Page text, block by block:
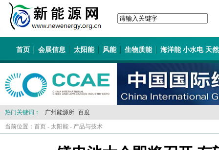
首页 会展信息 太阳能 风能 生物质能 海洋能 小水电 天
热门关键词： 广州能源所 百度
当前位置： 首页 - 太阳能 - 产品与技术